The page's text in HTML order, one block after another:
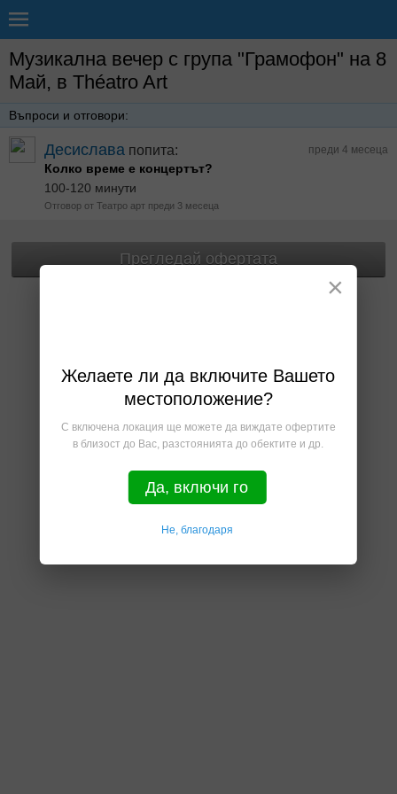
Музикална вечер с група "Грамофон" на 8
Май, в Théatro Art
Въпроси и отговори:
преди 4 месеца
Десислава попита:
Колко време е концертът?
100-120 минути
Отговор от Театро арт преди 3 месеца
Прегледай офертата
×
Желаете ли да включите Вашето
местоположение?
С включена локация ще можете да виждате офертите
в близост до Вас, разстоянията до обектите и др.
Да, включи го
Не, благодаря